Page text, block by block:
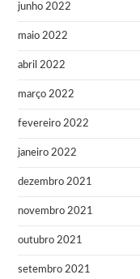
junho 2022
maio 2022
abril 2022
março 2022
fevereiro 2022
janeiro 2022
dezembro 2021
novembro 2021
outubro 2021
setembro 2021